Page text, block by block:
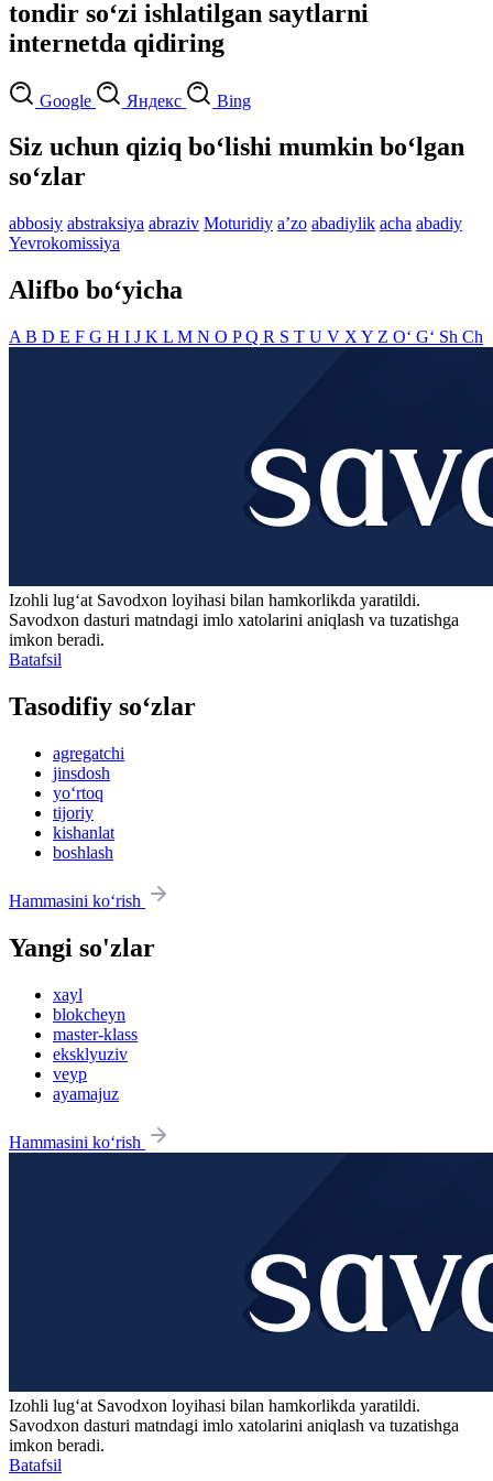
tondir so‘zi ishlatilgan saytlarni
internetda qidiring
Google Яндекс Bing
Siz uchun qiziq bo‘lishi mumkin bo‘lgan
so‘zlar
abbosiy abstraksiya abraziv Moturidiy aʼzo abadiylik acha abadiy
Yevrokomissiya
Alifbo bo‘yicha
A B D E F G H I J K L M N O PQ R S T U V X Y Z O‘ G‘ Sh Ch
Izohli lugʻat Savodxon loyihasi bilan hamkorlikda yaratildi.
Savodxon dasturi matndagi imlo xatolarini aniqlash va tuzatishga
imkon beradi.
Batafsil
Tasodifiy so‘zlar
agregatchi
jinsdosh
yo‘rtoq
tijoriy
kishanlat
boshlash
Hammasini ko‘rish
Yangi so'zlar
xayl
blokcheyn
master-klass
eksklyuziv
veyp
ayamajuz
Hammasini ko‘rish
Izohli lugʻat Savodxon loyihasi bilan hamkorlikda yaratildi.
Savodxon dasturi matndagi imlo xatolarini aniqlash va tuzatishga
imkon beradi.
Batafsil